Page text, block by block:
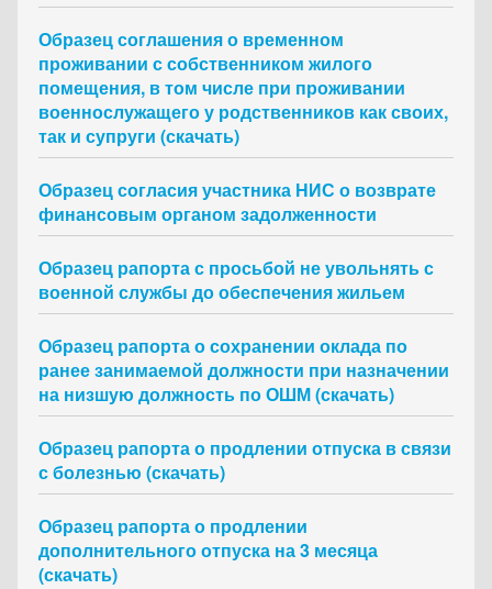
Образец соглашения о временном
проживании с собственником жилого
помещения, в том числе при проживании
военнослужащего у родственников как своих,
так и супруги (скачать)
Образец согласия участника НИС о возврате
финансовым органом задолженности
Образец рапорта с просьбой не увольнять с
военной службы до обеспечения жильем
Образец рапорта о сохранении оклада по
ранее занимаемой должности при назначении
на низшую должность по ОШМ (скачать)
Образец рапорта о продлении отпуска в связи
с болезнью (скачать)
Образец рапорта о продлении
дополнительного отпуска на 3 месяца
(скачать)